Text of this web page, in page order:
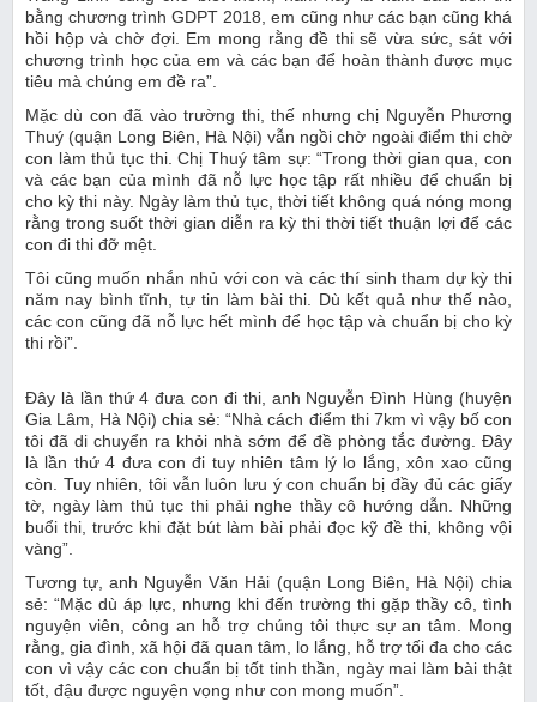
bằng chương trình GDPT 2018, em cũng như các bạn cũng khá
hồi hộp và chờ đợi. Em mong rằng đề thi sẽ vừa sức, sát với
chương trình học của em và các bạn để hoàn thành được mục
tiêu mà chúng em đề ra”.
Mặc dù con đã vào trường thi, thế nhưng chị Nguyễn Phương
Thuý (quận Long Biên, Hà Nội) vẫn ngồi chờ ngoài điểm thi chờ
con làm thủ tục thi. Chị Thuý tâm sự: “Trong thời gian qua, con
và các bạn của mình đã nỗ lực học tập rất nhiều để chuẩn bị
cho kỳ thi này. Ngày làm thủ tục, thời tiết không quá nóng mong
rằng trong suốt thời gian diễn ra kỳ thi thời tiết thuận lợi để các
con đi thi đỡ mệt.
Tôi cũng muốn nhắn nhủ với con và các thí sinh tham dự kỳ thi
năm nay bình tĩnh, tự tin làm bài thi. Dù kết quả như thế nào,
các con cũng đã nỗ lực hết mình để học tập và chuẩn bị cho kỳ
thi rồi”.
Đây là lần thứ 4 đưa con đi thi, anh Nguyễn Đình Hùng (huyện
Gia Lâm, Hà Nội) chia sẻ: “Nhà cách điểm thi 7km vì vậy bố con
tôi đã di chuyển ra khỏi nhà sớm để đề phòng tắc đường. Đây
là lần thứ 4 đưa con đi tuy nhiên tâm lý lo lắng, xôn xao cũng
còn. Tuy nhiên, tôi vẫn luôn lưu ý con chuẩn bị đầy đủ các giấy
tờ, ngày làm thủ tục thi phải nghe thầy cô hướng dẫn. Những
buổi thi, trước khi đặt bút làm bài phải đọc kỹ đề thi, không vội
vàng”.
Tương tự, anh Nguyễn Văn Hải (quận Long Biên, Hà Nội) chia
sẻ: “Mặc dù áp lực, nhưng khi đến trường thi gặp thầy cô, tình
nguyện viên, công an hỗ trợ chúng tôi thực sự an tâm. Mong
rằng, gia đình, xã hội đã quan tâm, lo lắng, hỗ trợ tối đa cho các
con vì vậy các con chuẩn bị tốt tinh thần, ngày mai làm bài thật
tốt, đậu được nguyện vọng như con mong muốn”.